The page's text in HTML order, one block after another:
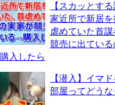
【スカッとす
家近所で新居
虐めていた首
競売に出てい
購入したら
【潜入】イマ
部屋ってどうな